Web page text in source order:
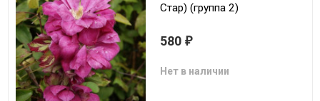
Стар) (группа 2)
580 ₽
Нет в наличии